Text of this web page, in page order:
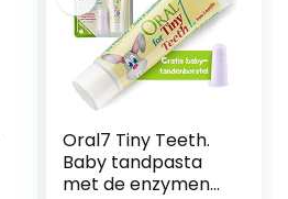
Oral7 Tiny Teeth.
Baby tandpasta
met de enzymen